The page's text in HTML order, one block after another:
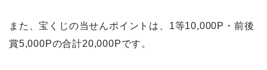
また、宝くじの当せんポイントは、1等10,000P・前後
賞5,000Pの合計20,000Pです。